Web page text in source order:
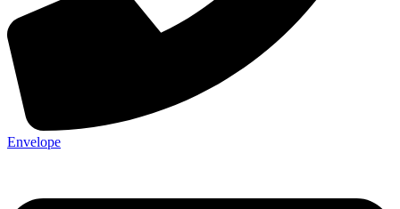
Envelope